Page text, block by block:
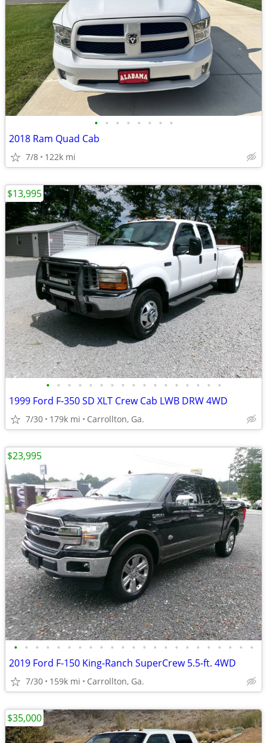
• • • • • • • •
2018 Ram Quad Cab
7/8 122k mi
• • • • • • • • • • • • • • • • •
1999 Ford F-350 SD XLT Crew Cab LWB DRW 4WD
7/30 179k mi Carrollton, Ga.
$13,995
• • • • • • • • • • • • • • • • • • • • • • •
2019 Ford F-150 King-Ranch SuperCrew 5.5-ft. 4WD
7/30 159k mi Carrollton, Ga.
$23,995
$35,000